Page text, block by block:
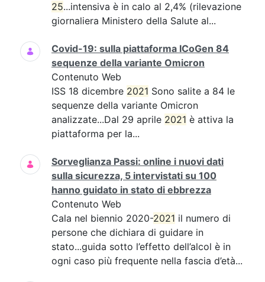
25...intensiva è in calo al 2,4% (rilevazione
giornaliera Ministero della Salute al...
Covid-19: sulla piattaforma ICoGen 84
sequenze della variante Omicron
Contenuto Web
ISS 18 dicembre 2021 Sono salite a 84 le
sequenze della variante Omicron
analizzate...Dal 29 aprile 2021 è attiva la
piattaforma per la...
Sorveglianza Passi: online i nuovi dati
sulla sicurezza, 5 intervistati su 100
hanno guidato in stato di ebbrezza
Contenuto Web
Cala nel biennio 2020-2021 il numero di
persone che dichiara di guidare in
stato...guida sotto l’effetto dell’alcol è in
ogni caso più frequente nella fascia d’età...